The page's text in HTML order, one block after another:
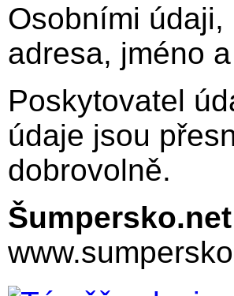
Osobními
adresa, jméno
Poskytovatel
údaje jsou
dobrovolně.